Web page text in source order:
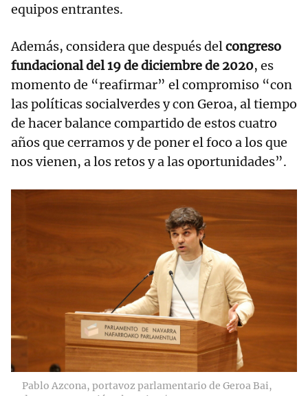
equipos entrantes.
Además, considera que después delcongreso
fundacional del 19 de diciembre de 2020, es
momento de “reafirmar” el compromiso “con
las políticas socialverdes y con Geroa, al tiempo
de hacer balance compartido de estos cuatro
años que cerramos y de poner el foco a los que
nos vienen, a los retos y a las oportunidades”.
Pablo Azcona, portavoz parlamentario de Geroa Bai,